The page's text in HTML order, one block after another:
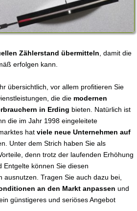
Zählerstand übermitteln , damit die
erfolgen kann.
übersichtlich, vor allem profitieren Sie
die die modernen
in Erding bieten. Natürlich ist
die im Jahr 1998 eingeleitete
hat viele neue Unternehmen auf
Unter dem Strich haben Sie als
denn trotz der laufenden Erhöhung
Entgelte können Sie diesen
ausnutzen. Tragen Sie auch dazu bei,
an den Markt anpassen und
günstigeres und seriöses Angebot